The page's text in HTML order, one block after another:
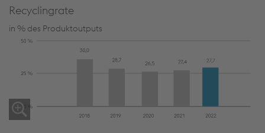
Recyclingrate
in % des Produktoutputs
Klicken Sie auf „Alle Cookies (inklusive von
akzeptieren“ oder weisen Sie Ihre individuellen
Einstellungen zu. Wenn Sie (selektiv) Ihre
Zustimmung erteilen, werden Ihre
Cookies gesetzt, die auch zur Bildung von
Nutzerprofilen und zu Marketingzwecken